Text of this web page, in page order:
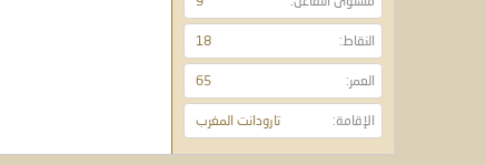
النقاط 18
العمر 65
الإقامة تارودانت المغرب